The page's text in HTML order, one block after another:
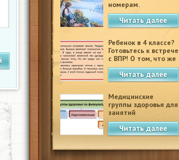
номерам.
Читать далее
Ребенок в 4 классе?
Готовьтесь к встрече
с ВПР! О том, что же
это такое.
Читать далее
Медицинские
группы здоровья для
занятий
физкультурой в
школеЧитать далее